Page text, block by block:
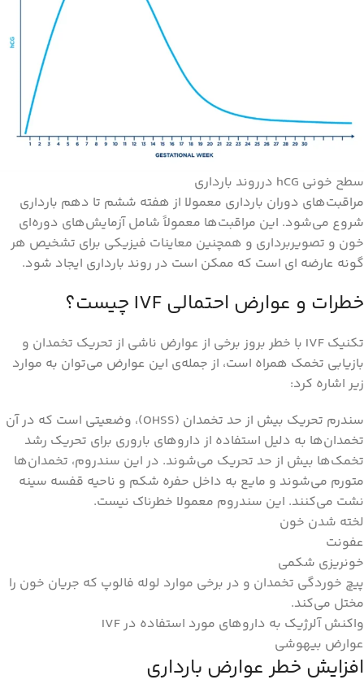
سطح خونی hCG درروند بارداری
مراقبت‌های دوران بارداری معمولا از هفته ششم تا دهم بارداری
شروع می‌شود. این مراقبت‌ها معمولاً شامل آزمایش‌های دوره‌ای
خون و تصویربرداری و همچنین معاینات فیزیکی برای تشخیص هر
گونه عارضه ای است که ممکن است در روند بارداری ایجاد شود.
خطرات و عوارض احتمالی IVF چیست؟
تکنیک IVF با خطر بروز برخی از عوارض ناشی از تحریک تخمدان و
بازیابی تخمک همراه است، از جمله‌ی این عوارض می‌توان به موارد
زیر اشاره کرد:
سندرم تحریک بیش از حد تخمدان (OHSS)، وضعیتی است که در آن
تخمدان‌ها به دلیل استفاده از داروهای باروری برای تحریک رشد
تخمک‌ها بیش از حد تحریک می‌شوند. در این سندروم، تخمدان‌ها
متورم می‌شوند و مایع به داخل حفره شکم و ناحیه قفسه سینه
نشت می‌کنند. این سندروم معمولا خطرناک نیست.
لخته شدن خون
عفونت
خونریزی شکمی
پیچ خوردگی تخمدان و در برخی موارد لوله فالوپ که جریان خون را
مختل می‌کند.
واکنش آلرژیک به داروهای مورد استفاده در IVF
عوارض بیهوشی
افزایش خطر عوارض بارداری